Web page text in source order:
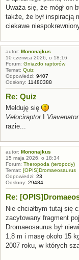
Uważa się, że mógł on
także, że był inspiracją
ciekawe
autor: Mononajkus
10 czerwca 2026, o 18:16
Forum: Gniazdo raptorów
Temat: Quiz
Odpowiedzi: 9407
Odsłony: 11480388
Re: Quiz
Melduję się
VelociraptorI Viavenator
razie...
autor: Mononajkus
15 maja 2026, o 18:34
Forum: Theropoda (teropody)
Temat: [OPIS]Dromaeosaurus
Odpowiedzi: 23
Odsłony: 29484
Re:
Nie chciałbym tutaj się
zacytowany fragment
Dromaeosaurus był
1,8 m i masę około 15
2007 roku, w których